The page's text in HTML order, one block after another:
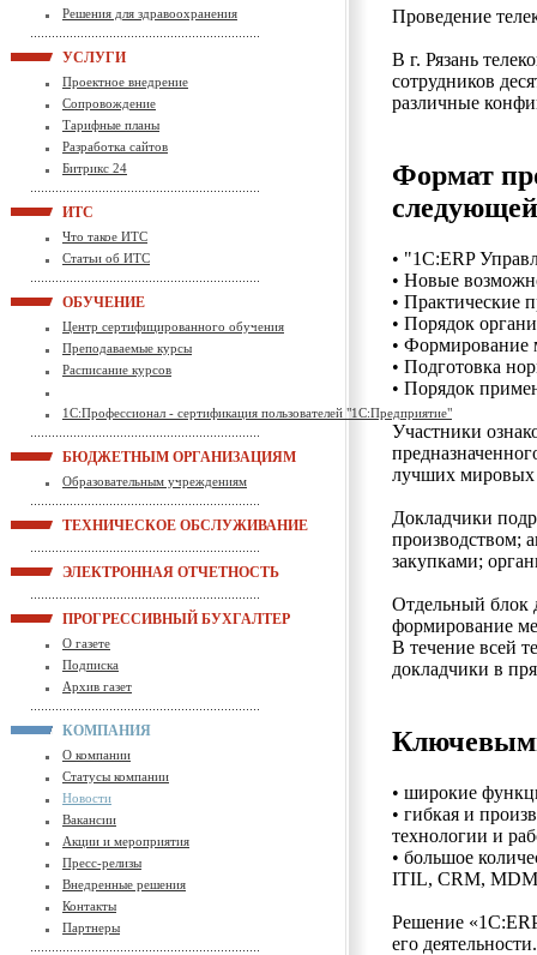
Решения для здравоохранения
УСЛУГИ
Проектное внедрение
Сопровождение
Тарифные планы
Разработка сайтов
Битрикс 24
ИТС
Что такое ИТС
Статьи об ИТС
ОБУЧЕНИЕ
Центр сертифицированного обучения
Преподаваемые курсы
Расписание курсов
1С:Профессионал - сертификация пользователей "1С:Предприятие"
БЮДЖЕТНЫМ ОРГАНИЗАЦИЯМ
Образовательным учреждениям
ТЕХНИЧЕСКОЕ ОБСЛУЖИВАНИЕ
ЭЛЕКТРОННАЯ ОТЧЕТНОСТЬ
ПРОГРЕССИВНЫЙ БУХГАЛТЕР
О газете
Подписка
Архив газет
КОМПАНИЯ
О компании
Статусы компании
Новости
Вакансии
Акции и мероприятия
Пресс-релизы
Внедренные решения
Контакты
Партнеры
Проведение
В г. Рязань
сотрудников
различные
Формат
• "1С:ERP
• Новые
• Практические
• Порядок
• Формирование
• Подготовка
• Порядок
Участники
лучших мировых
Докладчики
производством;
закупками;
Отдельный блок
формирование
В течение всей
докладчики в
• широкие
• гибкая и
технологии и
• большое
ITIL, CRM,
Решение
его деятельности.